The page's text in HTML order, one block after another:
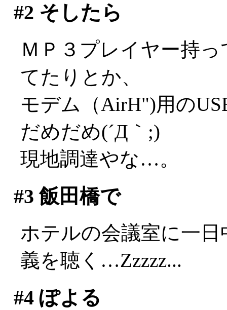
#2 そしたら
ＭＰ３プレイヤー持
てたりとか、
モデム（AirH")用の
だめだめ(´Д｀;)
現地調達やな…。
#3 飯田橋で
ホテルの会議室に一
義を聴く…Zzzzz...
#4ぽよる